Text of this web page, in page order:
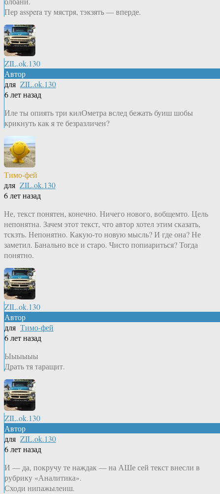
Пер asspera ту мястря, тэкзять — вперде.
ZIL.ok.130
Автор
для ZIL.ok.130
6 лет назад
Иле ты опиять три килОметра вслед бежать буиш шобы
крикнуть как я те безразличен?
Тимо-фей
для ZIL.ok.130
6 лет назад
Не, текст понятен, конечно. Ничего нового, вобщемто. Цель
непонятна. Зачем этот текст, что автор хотел этим сказать,
тскзть. Непонятно. Какую-то новую мысль? И где она? Не
заметил. Банально все и старо. Чисто попиариться? Тогда
понятно.
ZIL.ok.130
Автор
для Тимо-фей
6 лет назад
Ыыыыыы
Драть тя таращит.
ZIL.ok.130
Автор
для ZIL.ok.130
6 лет назад
И — да, покручу те наждак — на АШе сей текст внесли в
рубрику «Аналитика».
Сходи нипажылеиш.